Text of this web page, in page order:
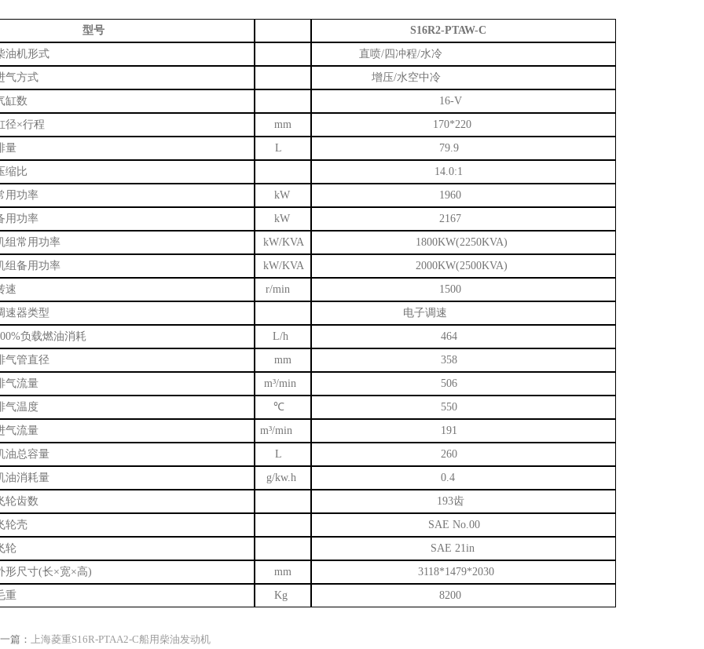
型号
S16R2-PTAW-C
油机形式
直喷/四冲程/水冷
气方式
增压/水空中冷
缸数
16-V
径×行程 mm
170*220
量
L
79.9
缩比
14.0:1
用功率
kW
1960
用功率
kW
2167
组常用功率
kW/KVA
1800KW(2250KVA)
组备用功率
kW/KVA
2000KW(2500KVA)
速
r/min
1500
速器类型
电子调速
负载燃油消耗
L/h
464
气管直径
mm
358
气流量
m³/min
506
气温度
℃
550
气流量
m³/min
191
油总容量
L
260
油消耗量
g/kw.h
0.4
轮齿数
193齿
轮壳
SAE No.00
轮
SAE 21in
形尺寸(长×宽×高) mm
3118*1479*2030
重
Kg 8200
篇： 上海菱重S16R-PTAA2-C船用柴油发动机